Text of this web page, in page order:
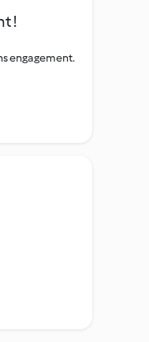
!
engagement.